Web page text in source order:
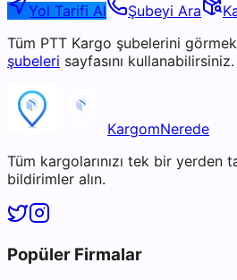
Yol Tarifi Al Şubeyi Ara
Tüm PTT Kargo şubelerini
şubeleri sayfasını kullanabilirsiniz.
KargomNerede
Tüm kargolarınızı tek bir yerden
bildirimler alın.
Popüler Firmalar